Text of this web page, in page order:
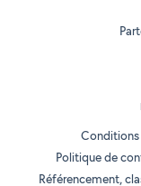
Conditions
Politique de
Référencement,